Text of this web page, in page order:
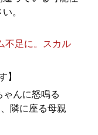
。
不足に。スカル
】
んに怒鳴る
隣に座る母親